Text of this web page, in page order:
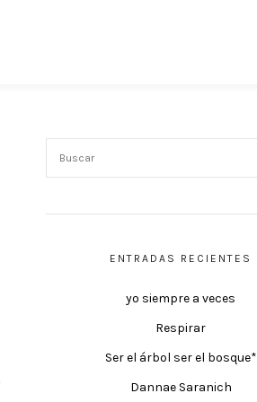
ENTRADAS RECIENTES
yo siempre a veces
Respirar
Ser el árbol ser el bosque*
Dannae Saranich